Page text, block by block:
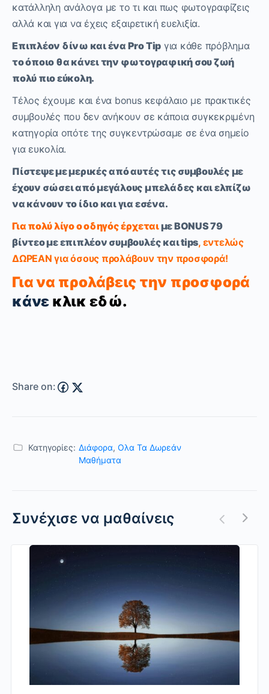
κατάλληλη ανάλογα με το τι και πως φωτογραφίζεις
αλλά και για να έχεις εξαιρετική ευελιξία.
Επιπλέον δίνω και ένα Pro Tip για κάθε πρόβλημα
το όποιο θα κάνει την φωτογραφική σου ζωή
πολύ πιο εύκολη.
Τέλος έχουμε και ένα bonus κεφάλαιο με πρακτικές
συμβουλές που δεν ανήκουν σε κάποια συγκεκριμένη
κατηγορία οπότε της συγκεντρώσαμε σε ένα σημείο
για ευκολία.
Πίστεψε με μερικές από αυτές τις συμβουλές με
έχουν σώσει από μεγάλους μπελάδες και ελπίζω
να κάνουν το ίδιο και για εσένα.
Για πολύ λίγο ο οδηγός έρχεταιμε BONUS 79
βίντεο με επιπλέον συμβουλές και tips, εντελώς
ΔΩΡΕΑΝ για όσους προλάβουν την προσφορά!
Για να προλάβεις την προσφορά
κάνε κλικ εδώ.
Share on:
Κατηγορίες: Διάφορα, Ολα Τα Δωρεάν
Μαθήματα
Συνέχισε να μαθαίνεις